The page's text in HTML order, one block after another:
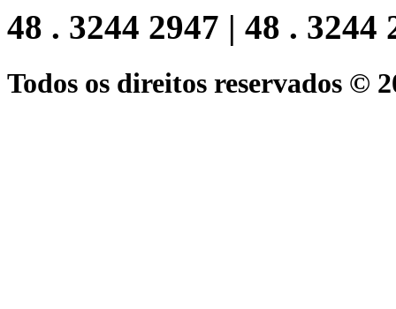
48 . 3244 2947 | 48 . 3244
Todos os direitos reservados ©